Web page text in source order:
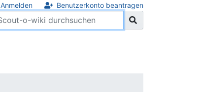
Anmelden Benutzerkonto beantragen